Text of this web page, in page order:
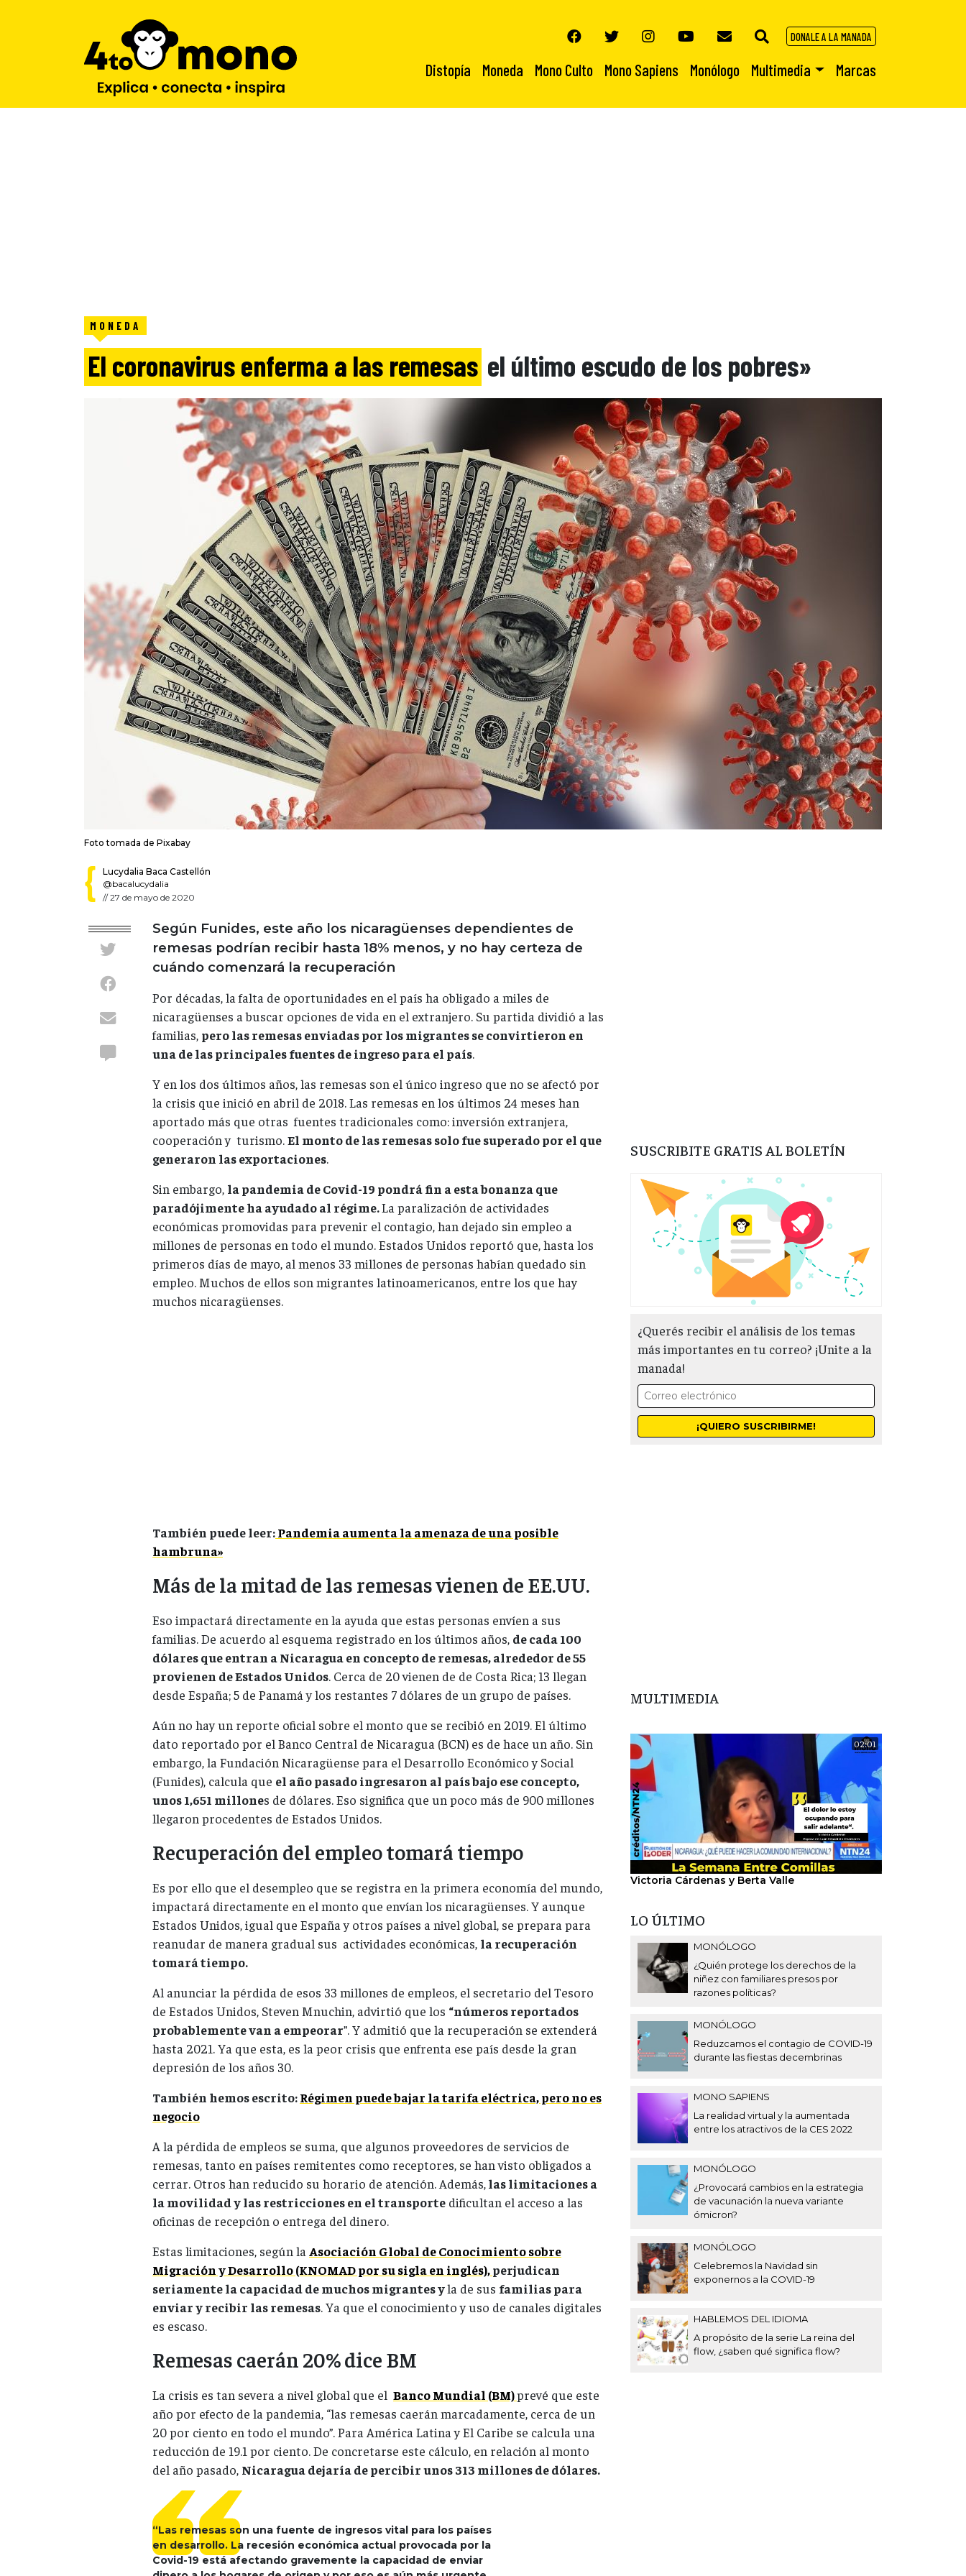
DONALE A LA MANADA
Distopía Moneda Mono Culto Mono Sapiens Monólogo Multimedia Marcas
MONEDA
El coronavirus enferma a las remesas el último escudo de los pobres»
Foto tomada de Pixabay
Lucydalia Baca Castellón
@bacalucydalia
//27 de mayo de 2020
Según Funides, este año los nicaragüenses dependientes de
remesas podrían recibir hasta 18% menos, y no hay certeza de
cuándo comenzará la recuperación
Por décadas, la falta de oportunidades en el país ha obligado a miles de
nicaragüenses a buscar opciones de vida en el extranjero. Su partida dividió a las
familias, pero las remesas enviadas por los migrantes se convirtieron en
una de las principales fuentes de ingreso para el país.
Y en los dos últimos años, las remesas son el único ingreso que no se afectó por
la crisis que inició en abril de 2018. Las remesas en los últimos 24 meses han
aportado más que otras fuentes tradicionales como: inversión extranjera,
cooperación y turismo.El monto de las remesas solo fue superado por el que
generaron las exportaciones.
Sin embargo, la pandemia de Covid-19 pondrá fin a esta bonanza que
paradójimente ha ayudado al régime.La paralización de actividades
económicas promovidas para prevenir el contagio, han dejado sin empleo a
millones de personas en todo el mundo. Estados Unidos reportó que, hasta los
primeros días de mayo, al menos 33 millones de personas habían quedado sin
empleo. Muchos de ellos son migrantes latinoamericanos, entre los que hay
muchos nicaragüenses.
También puede leer:Pandemia aumenta la amenaza de una posible
hambruna»
Más de la mitad de las remesas vienen de EE.UU.
Eso impactará directamente en la ayuda que estas personas envíen a sus
familias. De acuerdo al esquema registrado en los últimos años, de cada 100
dólares que entran a Nicaragua en concepto de remesas, alrededor de 55
provienen de Estados Unidos. Cerca de 20 vienen de de Costa Rica; 13 llegan
desde España; 5 de Panamá y los restantes 7 dólares de un grupo de países.
Aún no hay un reporte oficial sobre el monto que se recibió en 2019. El último
dato reportado por el Banco Central de Nicaragua (BCN) es de hace un año. Sin
embargo, la Fundación Nicaragüense para el Desarrollo Económico y Social
(Funides), calcula que el año pasado ingresaron al país bajo ese concepto,
unos 1,651 millones de dólares. Eso significa que un poco más de 900 millones
llegaron procedentes de Estados Unidos.
Recuperación del empleo tomará tiempo
Es por ello que el desempleo que se registra en la primera economía del mundo,
impactará directamente en el monto que envían los nicaragüenses. Y aunque
Estados Unidos, igual que España y otros países a nivel global, se prepara para
reanudar de manera gradual sus actividades económicas, la recuperación
tomará tiempo.
Al anunciar la pérdida de esos 33 millones de empleos, el secretario del Tesoro
de Estados Unidos, Steven Mnuchin, advirtió que los “números reportados
probablemente van a empeorar”. Y admitió que la recuperación se extenderá
hasta 2021. Ya que esta, es la peor crisis que enfrenta ese país desde la gran
depresión de los años 30.
También hemos escrito:Régimen puede bajar la tarifa eléctrica, pero no es
negocio
A la pérdida de empleos se suma, que algunos proveedores de servicios de
remesas, tanto en países remitentes como receptores, se han visto obligados a
cerrar. Otros han reducido su horario de atención. Además,las limitaciones a
la movilidad y las restricciones en el transporte dificultan el acceso a las
oficinas de recepción o entrega del dinero.
Estas limitaciones, según la Asociación Global de Conocimiento sobre
Migración y Desarrollo (KNOMAD por su sigla en inglés),perjudican
seriamente la capacidad de muchos migrantes yla de sus familias para
enviar y recibir las remesas. Ya que el conocimiento y uso de canales digitales
es escaso.
Remesas caerán 20% dice BM
La crisis es tan severa a nivel global que el Banco Mundial (BM)prevé que este
año por efecto de la pandemia, “las remesas caerán marcadamente, cerca de un
20 por ciento en todo el mundo”. Para América Latina y El Caribe se calcula una
reducción de 19.1 por ciento. De concretarse este cálculo, en relación al monto
del año pasado, Nicaragua dejaría de percibir unos 313 millones de dólares.
“Las remesas son una fuente de ingresos vital para los países
en desarrollo. La recesión económica actual provocada por la
Covid-19 está afectando gravemente la capacidad de enviar
SUSCRIBITE GRATIS AL BOLETÍN
¿Querés recibir el análisis de los temas
más importantes en tu correo? ¡Unite a la
manada!
MULTIMEDIA
02:01
Victoria Cárdenas y Berta Valle
LO ÚLTIMO
MONÓLOGO
¿Quién protege los derechos de la
niñez con familiares presos por
razones políticas?
MONÓLOGO
Reduzcamos el contagio de COVID-19
durante las fiestas decembrinas
MONO SAPIENS
La realidad virtual y la aumentada
entre los atractivos de la CES 2022
MONÓLOGO
¿Provocará cambios en la estrategia
de vacunación la nueva variante
ómicron?
MONÓLOGO
Celebremos la Navidad sin
exponernos a la COVID-19
HABLEMOS DEL IDIOMA
A propósito de la serie La reina del
flow, ¿saben qué significa flow?